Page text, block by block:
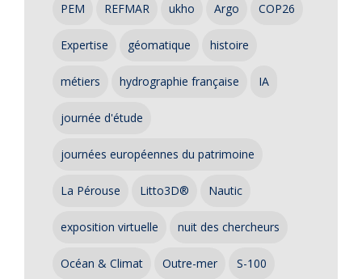
PEM REFMAR ukho Argo COP26
Expertise géomatique histoire
métiers hydrographie française IA
journée d'étude
journées européennes du patrimoine
La Pérouse Litto3D® Nautic
exposition virtuelle nuit des chercheurs
Océan & Climat Outre-mer S-100